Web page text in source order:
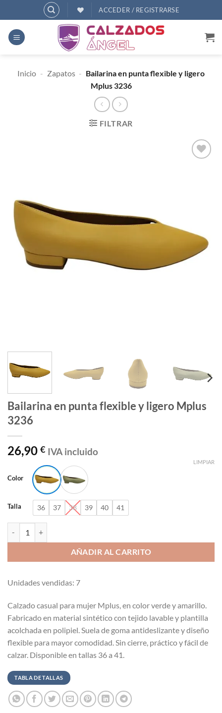
al
contenido
ACCEDER / REGISTRARSE
Inicio - Zapatos - Bailarina en punta flexible y ligero
Mplus 3236
FILTRAR
Bailarina en punta flexible y ligero Mplus
3236
26,90 € IVA incluido
Color
Talla 36 37 38 39 40 41
LIMPIAR
AÑADIR AL CARRITO
Unidades vendidas: 7
Calzado casual para mujer Mplus, en color verde y amarillo.
Fabricado en material sintético con tejido lavable y plantilla
acolchada en polipiel. Suela de goma antideslizante y diseño
flexible para mayor comodidad. Sin cierre, práctico y fácil de
calzar. Disponible en tallas 36 a 41.
TABLA DE TALLAS